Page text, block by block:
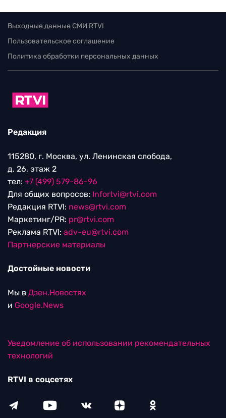
Выходные данные СМИ RTVI
Пользовательское соглашение
Политика обработки персональных данных
Редакция
115280, г. Москва, ул. Ленинская слобода,
д. 26, этаж 2
тел: +7 (499) 579-86-96
Для общих вопросов: Infortvi@rtvi.com
Редакция RTVI: news@rtvi.com
Маркетинг/PR: pr@rtvi.com
Реклама RTVI: adv-eu@rtvi.com
Партнерские материалы
Достойные новости
Мы в Дзен.Новостях
и Google.News
Уведомление об использовании рекомендательных
технологий
RTVI в соцсетях